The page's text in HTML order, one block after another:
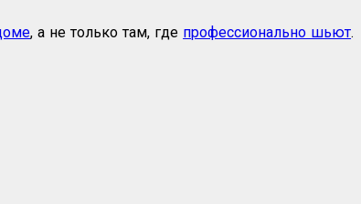
, а не только там, где профессионально шьют.